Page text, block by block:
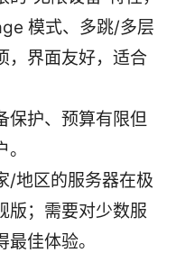
模式、多跳/多层
，界面友好，适合
保护、预算有限但
/地区的服务器在极
版；需要对少数服
佳体验。